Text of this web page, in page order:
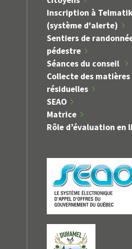
Inscription à
(système d'alerte)
Sentiers de
pédestre
Séances du conseil
Collecte des matières
résiduelles
SEAO
Matrice
Rôle d’évaluation en